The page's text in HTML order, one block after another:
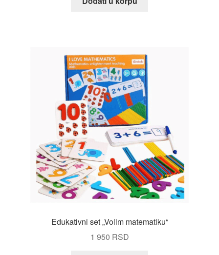
Edukativni set „Volim matematiku“
1 950 RSD